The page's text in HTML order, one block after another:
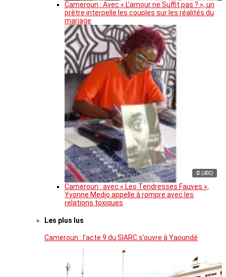
Cameroun : Avec « L’amour ne Suffit pas ? », un
prêtre interpelle les couples sur les réalités du
mariage
© (JDC)
Cameroun : avec « Les Tendresses Fauves »,
Yvonne Medjo appelle à rompre avec les
relations toxiques
Les plus lus
Cameroun : l’acte 9 du SIARC s’ouvre à Yaoundé